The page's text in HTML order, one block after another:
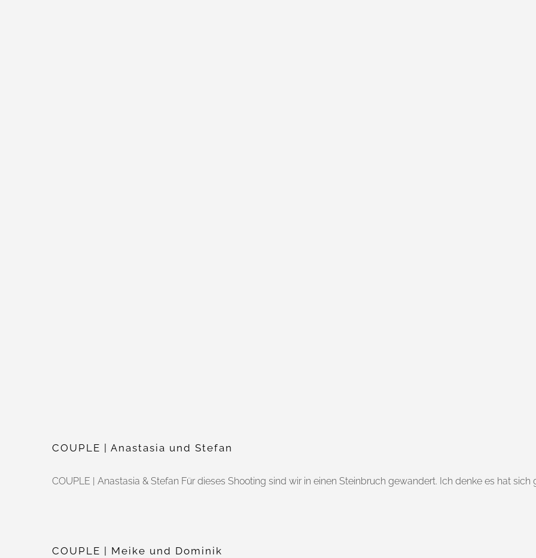
COUPLE | Anastasia und Stefan
COUPLE | Anastasia & Stefan Für dieses Shooting sind wir in einen Steinbruch gewandert. Ich denke es hat sich
COUPLE | Meike und Dominik